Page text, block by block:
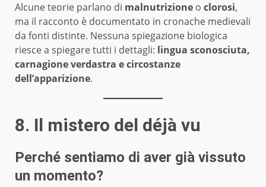
Alcune teorie parlano di malnutrizione o clorosi,
ma il racconto è documentato in cronache medievali
da fonti distinte. Nessuna spiegazione biologica
riesce a spiegare tutti i dettagli: lingua sconosciuta,
carnagione verdastra e circostanze
dell’apparizione.
8. Il mistero del déjà vu
Perché sentiamo di aver già vissuto
un momento?